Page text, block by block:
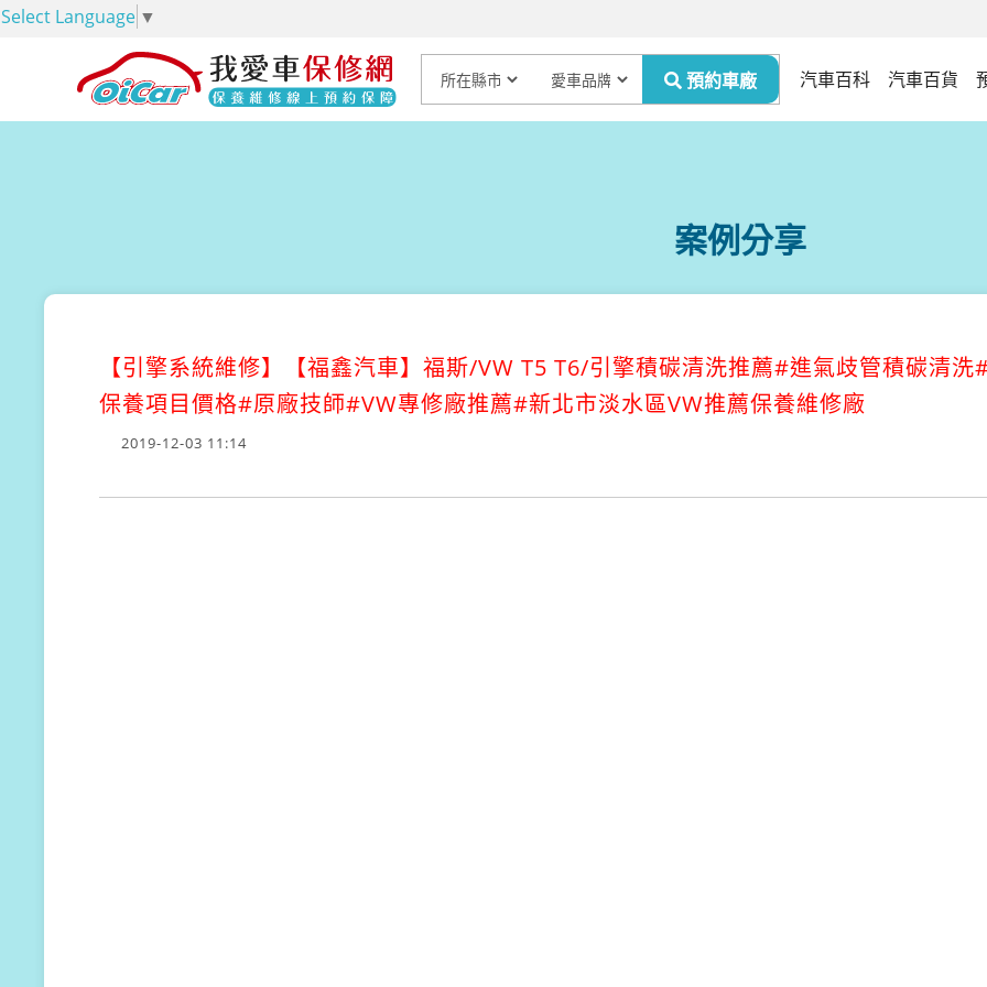
Select Language ▼
汽車百科 汽車百貨
案例分享
【引擎系統維修】
【福鑫汽車】福斯/VW T5 T6/引擎積碳清洗推薦#進氣歧管積碳清洗
保養項目價格#原廠技師#VW專修廠推薦#新北市淡水區VW推薦保養維修廠
2019-12-03 11:14